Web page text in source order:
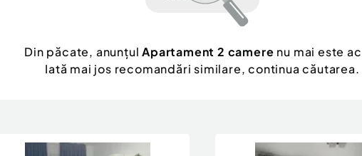
Din păcate, anunțulApartament 2 camere nu mai este
Iată mai jos recomandări similare, continua căutarea.